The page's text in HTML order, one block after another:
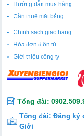
– một món quà
cho mọi dịp!
Một “đàn vịt vàng”
niềm vui bất tận vào
Hướng dẫn mua hàng
Cần thuê mặt bằng
Chính sách giao hàng
Hóa đơn điện tử
Giới thiệu công ty
Tổng đài:
Tổng đài: Đăng ký
Giới